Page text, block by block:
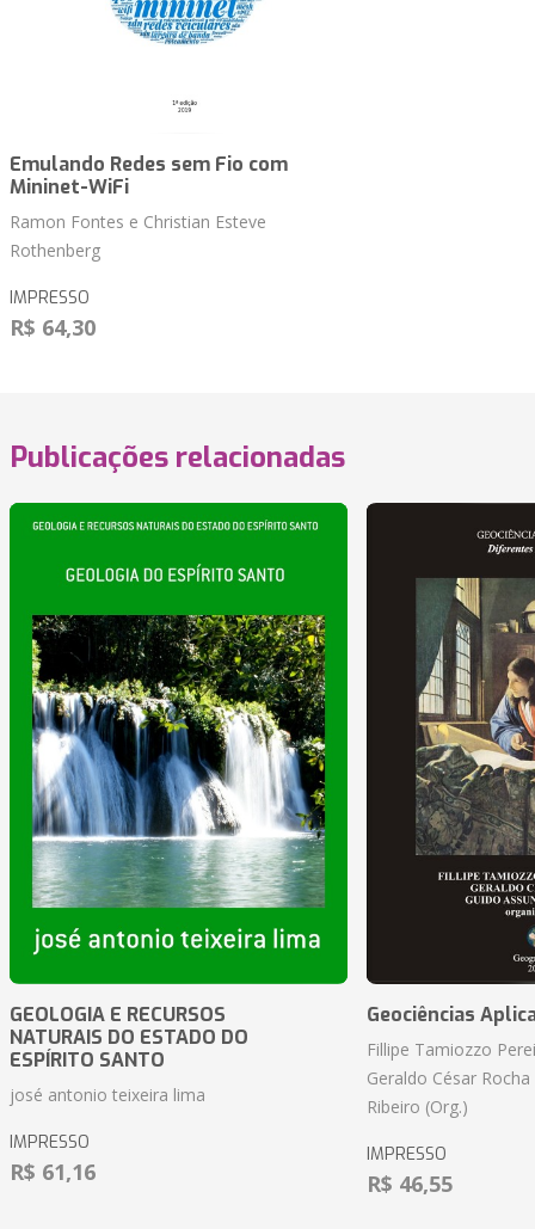
Emulando Redes sem Fio com
Mininet-WiFi
Ramon Fontes e Christian Esteve
Rothenberg
IMPRESSO
R$ 64,30
Publicações relacionadas
GEOLOGIA E RECURSOS
NATURAIS DO ESTADO DO
ESPÍRITO SANTO
josé antonio teixeira lima
IMPRESSO
R$ 61,16
Geociências
Fillipe Tamiozzo
Geraldo César
Ribeiro (Org.)
IMPRESSO
R$ 46,55